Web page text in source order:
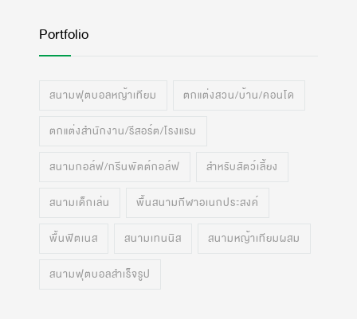
Portfolio
สนามฟุตบอลหญ้าเทียม ตกแต่งสวน/บ้าน/คอนโด
ตกแต่งสำนักงาน/รีสอร์ต/โรงแรม
สนามกอล์ฟ/กรีนพัตต์กอล์ฟ สำหรับสัตว์เลี้ยง
สนามเด็กเล่น พื้นสนามกีฬาอเนกประสงค์
พื้นฟิตเนส สนามเทนนิส สนามหญ้าเทียมผสม
สนามฟุตบอลสำเร็จรูป